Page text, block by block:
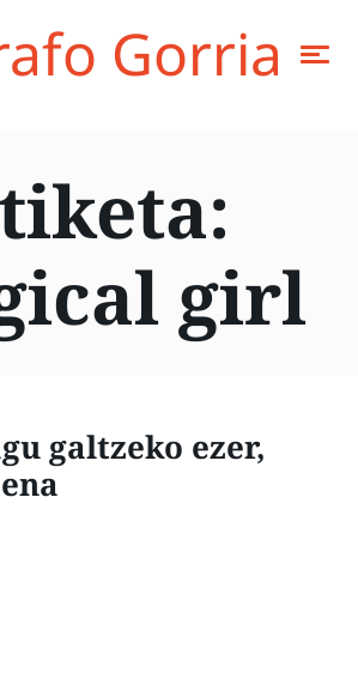
Gorria
girl
galtzeko ezer,